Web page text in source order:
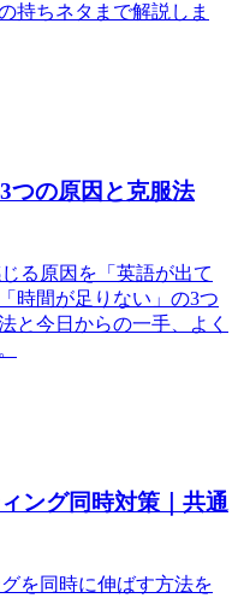
持ちネタまで解説しま
つの原因と克服法
る原因を「英語が出て
時間が足りない」の3つ
と今日からの一手、よく
ング同時対策｜共通
を同時に伸ばす方法を